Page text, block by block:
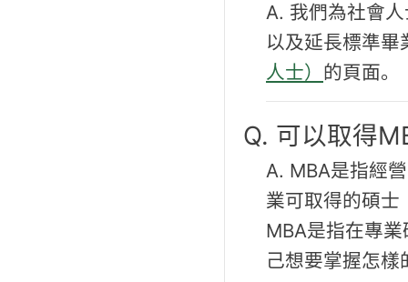
A. 我們為社會
以及延長標準畢
人士） 的頁面。
Q. 可以取得
A. MBA是指經
業可取得的碩士
MBA是指在專
己想要掌握怎